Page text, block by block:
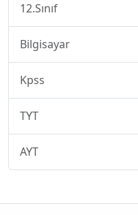
12.Sınıf
Bilgisayar
Kpss
TYT
AYT